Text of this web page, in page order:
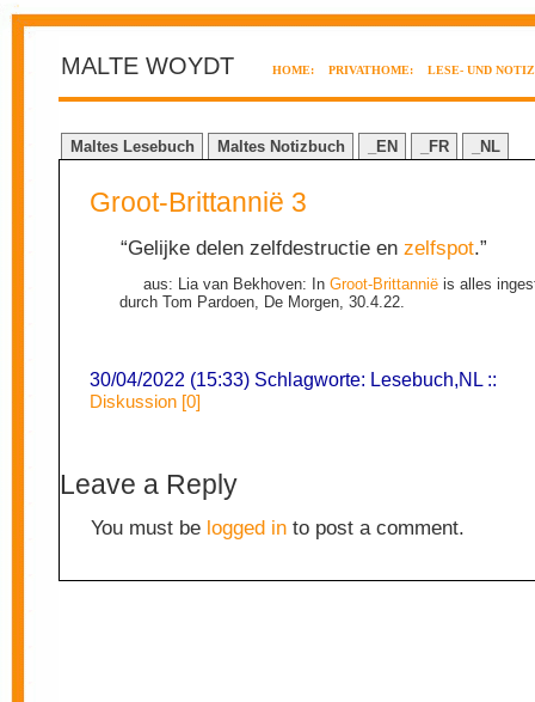
MALTE WOYDT HOME: PRIVATHOME: LESE- UND
Maltes Lesebuch Maltes Notizbuch _EN _FR _NL
Groot-Brittannië 3
“Gelijke delen zelfdestructie en zelfspot.”
aus: Lia van Bekhoven: In Groot-Brittanniëis alles
durch Tom Pardoen, De Morgen, 30.4.22.
30/04/2022 (15:33) Schlagworte: Lesebuch,NL ::
Diskussion [0]
Leave a Reply
You must be logged in to post a comment.